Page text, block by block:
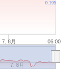
7. 8月 06:00
7. 8月
0.195